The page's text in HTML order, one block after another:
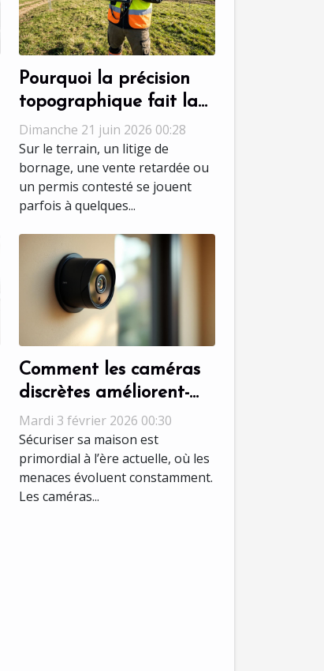
Pourquoi la précision
topographique fait la
différence dans les
expertises foncières
Dimanche 21 juin 2026 00:28
Sur le terrain, un litige de
bornage, une vente retardée ou
un permis contesté se jouent
parfois à quelques...
Comment les caméras
discrètes améliorent-
elles la sécurité
domestique ?
Mardi 3 février 2026 00:30
Sécuriser sa maison est
primordial à l’ère actuelle, où les
menaces évoluent constamment.
Les caméras...